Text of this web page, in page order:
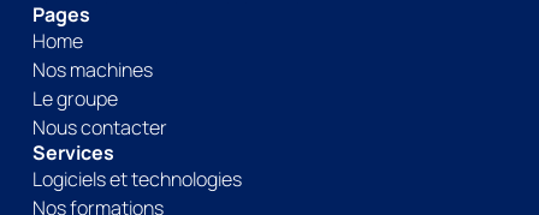
Pages
Home
Nos machines
Le groupe
Nous contacter
Services
Logiciels et technologies
Nos formations